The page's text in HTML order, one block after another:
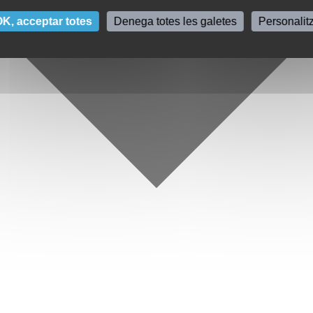
acceptar totes Denega totes les galetes